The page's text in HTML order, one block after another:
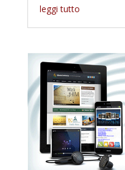
leggi tutto